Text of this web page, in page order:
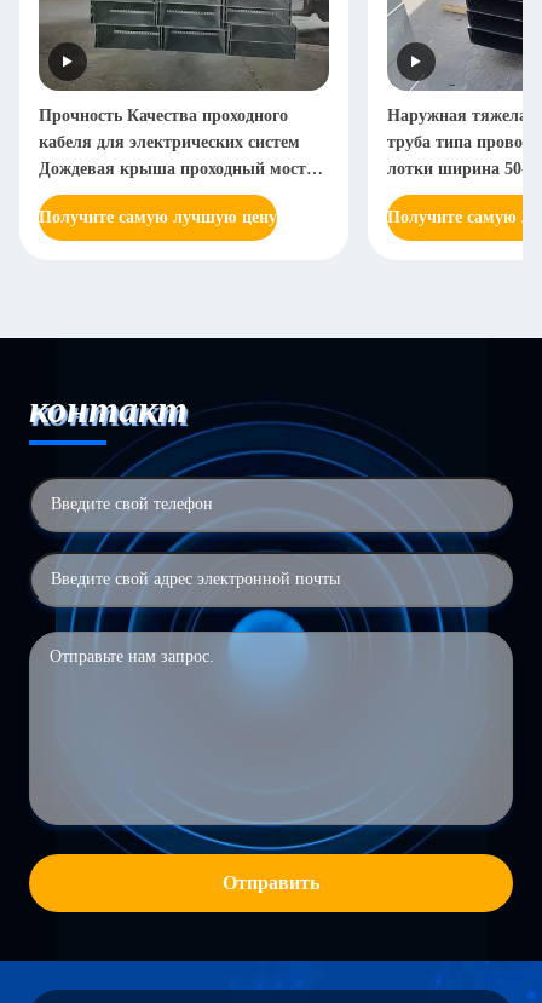
Прочность Качества проходного
кабеля для электрических систем
Дождевая крыша проходный мост
проходный кабель
Получите самую лучшую цену
Наружная тяжелая
труба типа
лотки ширина 50-
Получите самую
контакт
Отправить